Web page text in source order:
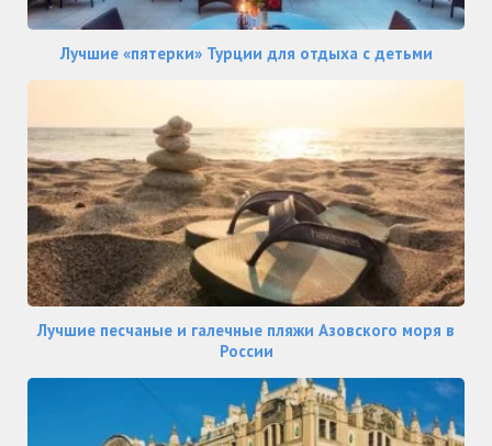
Лучшие «пятерки» Турции для отдыха с детьми
Лучшие песчаные и галечные пляжи Азовского моря в
России